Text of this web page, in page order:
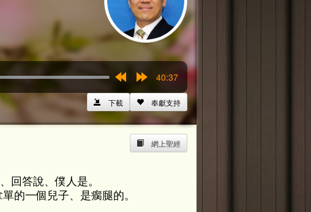
15s
15s
40:37
奉獻支持
下載
網上聖經
回答說、僕人是。
的一個兒子、是瘸腿的。